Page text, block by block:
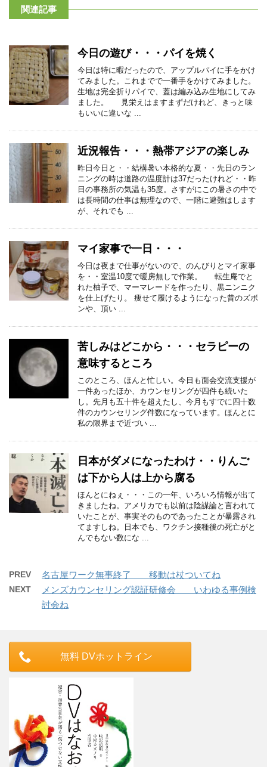
関連記事
今日の遊び・・・パイを焼く
今日は特に暇だったので、アップルパイに手をかけ
てみました。これまでで一番手をかけてみました。
生地は完全折りパイで、蓋は編み込み生地にしてみ
ました。 見栄えはますまずだけれど、きっと味
もいいに違いな ...
近況報告・・・熱帯アジアの楽しみ
昨日今日と・・結構暑い本格的な夏・・先日のラン
ニングの時は道路の温度計は37だったけれど・・昨
日の事務所の気温も35度。さすがにこの暑さの中で
は長時間の仕事は無理なので、一階に避難はします
が、それでも ...
マイ家事で一日・・・
今日は夜まで仕事がないので、のんびりとマイ家事
を・・室温10度で暖房無しで作業。 転生庵でと
れた柚子で、マーマレードを作ったり、黒ニンニク
を仕上げたり。 痩せて履けるようになった昔のズボ
ンや、頂い ...
苦しみはどこから・・・セラピーの
意味するところ
このところ、ほんと忙しい。今日も面会交流支援が
一件あったほか、カウンセリングが四件も続いた
し。先月も五十件を超えたし、今月もすでに四十数
件のカウンセリング件数になっています。ほんとに
私の限界まで近づい ...
日本がダメになったわけ・・りんご
は下から人は上から腐る
ほんとにねぇ・・・この一年、いろいろ情報が出て
きましたね。アメリカでも以前は陰謀論と言われて
いたことが、事実そのものであったことが暴露され
てますしね。日本でも、ワクチン接種後の死亡がと
んでもない数にな ...
PREV 名古屋ワーク無事終了 移動は杖ついてね
NEXT
メンズカウンセリング認証研修会 いわゆる事例検
討会ね
無料 DVホットライン